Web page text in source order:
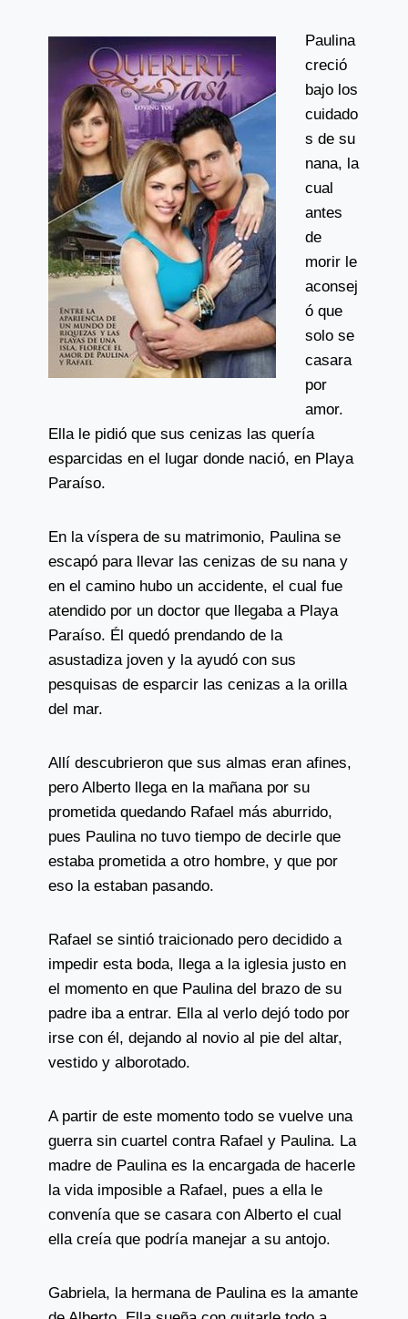
Paulina
creció
bajo los
cuidado
s de su
nana, la
cual
antes
de
morir le
aconsej
ó que
solo se
casara
por
amor.
Ella le pidió que sus cenizas las quería
esparcidas en el lugar donde nació, en Playa
Paraíso.
En la víspera de su matrimonio, Paulina se
escapó para llevar las cenizas de su nana y
en el camino hubo un accidente, el cual fue
atendido por un doctor que llegaba a Playa
Paraíso. Él quedó prendando de la
asustadiza joven y la ayudó con sus
pesquisas de esparcir las cenizas a la orilla
del mar.
Allí descubrieron que sus almas eran afines,
pero Alberto llega en la mañana por su
prometida quedando Rafael más aburrido,
pues Paulina no tuvo tiempo de decirle que
estaba prometida a otro hombre, y que por
eso la estaban pasando.
Rafael se sintió traicionado pero decidido a
impedir esta boda, llega a la iglesia justo en
el momento en que Paulina del brazo de su
padre iba a entrar. Ella al verlo dejó todo por
irse con él, dejando al novio al pie del altar,
vestido y alborotado.
A partir de este momento todo se vuelve una
guerra sin cuartel contra Rafael y Paulina. La
madre de Paulina es la encargada de hacerle
la vida imposible a Rafael, pues a ella le
convenía que se casara con Alberto el cual
ella creía que podría manejar a su antojo.
Gabriela, la hermana de Paulina es la amante